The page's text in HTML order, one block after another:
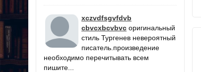
xczvdfsgvfdvb
cbvcxbcvbvc оригинальный
стиль Тургенев невероятный
писатель.произведение
необходимо перечитывать всем
пишите...